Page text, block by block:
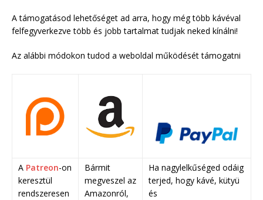
A támogatásod lehetőséget ad arra, hogy még több kávéval
felfegyverkezve több és jobb tartalmat tudjak neked kínálni!
Az alábbi módokon tudod a weboldal működését támogatni
A Patreon-on
keresztül
rendszeresen
Bármit
megveszel az
Amazonról,
Ha nagylelkűséged odáig
terjed, hogy kávé, kütyü
és